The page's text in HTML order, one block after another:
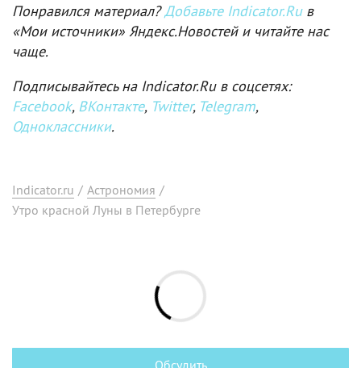
Понравился материал?Добавьте Indicator.Ruв
«Мои источники» Яндекс.Новостей и читайте нас
чаще.
Подписывайтесь на Indicator.Ru в соцсетях:
Facebook, ВКонтакте, Twitter, Telegram,
Одноклассники.
Indicator.ru / Астрономия /
Утро красной Луны в Петербурге
Обсудить